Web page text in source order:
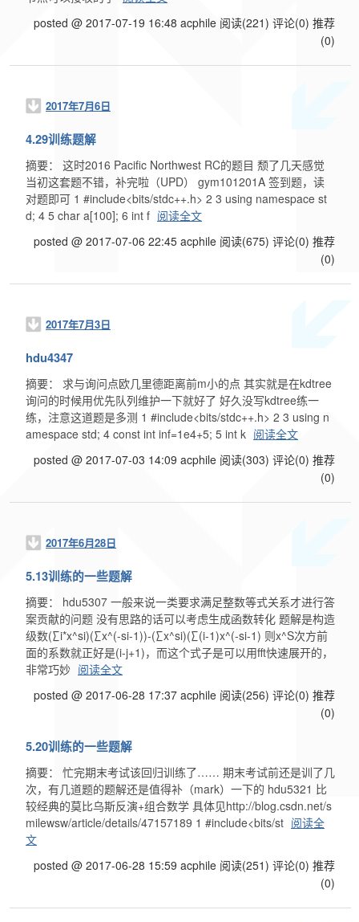
posted @ 2017-07-19 16:48 acphile 阅读(221) 评论(0) 推荐
(0)
2017年7月6日
4.29训练题解
摘要： 这时2016 Pacific Northwest RC的题目 颓了几天感觉
当初这套题不错，补完啦（UPD） gym101201A 签到题，读
对题即可 1 #include<bits/stdc++.h> 2 3 using namespace st
d; 4 5 char a[100]; 6 int f 阅读全文
posted @ 2017-07-06 22:45 acphile 阅读(675) 评论(0) 推荐
(0)
2017年7月3日
hdu4347
摘要： 求与询问点欧几里德距离前m小的点 其实就是在kdtree
询问的时候用优先队列维护一下就好了 好久没写kdtree练一
练，注意这道题是多测 1 #include<bits/stdc++.h> 2 3 using n
amespace std; 4 const int inf=1e4+5; 5 int k 阅读全文
posted @ 2017-07-03 14:09 acphile 阅读(303) 评论(0) 推荐
(0)
2017年6月28日
5.13训练的一些题解
摘要： hdu5307 一般来说一类要求满足整数等式关系才进行答
案贡献的问题 没有思路的话可以考虑生成函数转化 题解是构造
级数(∑i*x^si)(∑x^(-si-1))-(∑x^si)(∑(i-1)x^(-si-1) 则x^S次方前
面的系数就正好是(i-j+1)，而这个式子是可以用fft快速展开的，
非常巧妙 阅读全文
posted @ 2017-06-28 17:37 acphile 阅读(256) 评论(0) 推荐
(0)
5.20训练的一些题解
摘要： 忙完期末考试该回归训练了…… 期末考试前还是训了几
次，有几道题的题解还是值得补（mark）一下的 hdu5321 比
较经典的莫比乌斯反演+组合数学 具体见http://blog.csdn.net/s
milewsw/article/details/47157189 1 #include<bits/st 阅读全
文
posted @ 2017-06-28 15:59 acphile 阅读(251) 评论(0) 推荐
(0)